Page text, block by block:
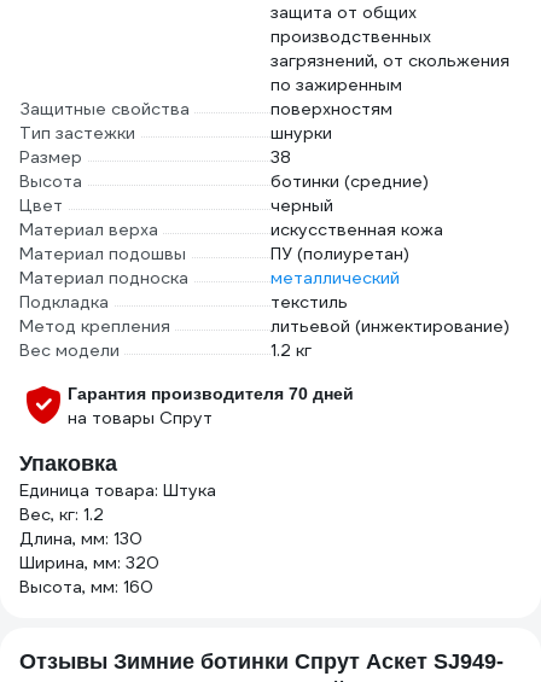
Защитные свойства
защита от общих
производственных
загрязнений, от скольжения
по зажиренным
поверхностям
Тип застежки
шнурки
Размер
38
Высота
ботинки (средние)
Цвет
черный
Материал верха
искусственная кожа
Материал подошвы
ПУ (полиуретан)
Материал подноска
металлический
Подкладка
текстиль
Метод крепления
литьевой (инжектирование)
Вес модели
1.2 кг
Гарантия производителя 70 дней
на товары Спрут
Упаковка
Единица товара: Штука
Вес, кг: 1.2
Длина, мм: 130
Ширина, мм: 320
Высота, мм: 160
Отзывы Зимние ботинки Спрут Аскет SJ949-